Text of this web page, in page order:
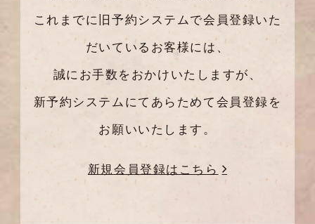
これまでに旧予約システムで会員登録いた
だいているお客様には、
誠にお手数をおかけいたしますが、
新予約システムにてあらためて会員登録を
お願いいたします。
新規会員登録はこちら